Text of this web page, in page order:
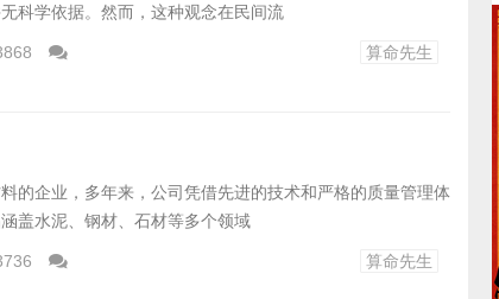
科学依据。然而，这种观念在民间流
算命先生
的企业，多年来，公司凭借先进的技术和严格的质量管理体
盖水泥、钢材、石材等多个领域
算命先生